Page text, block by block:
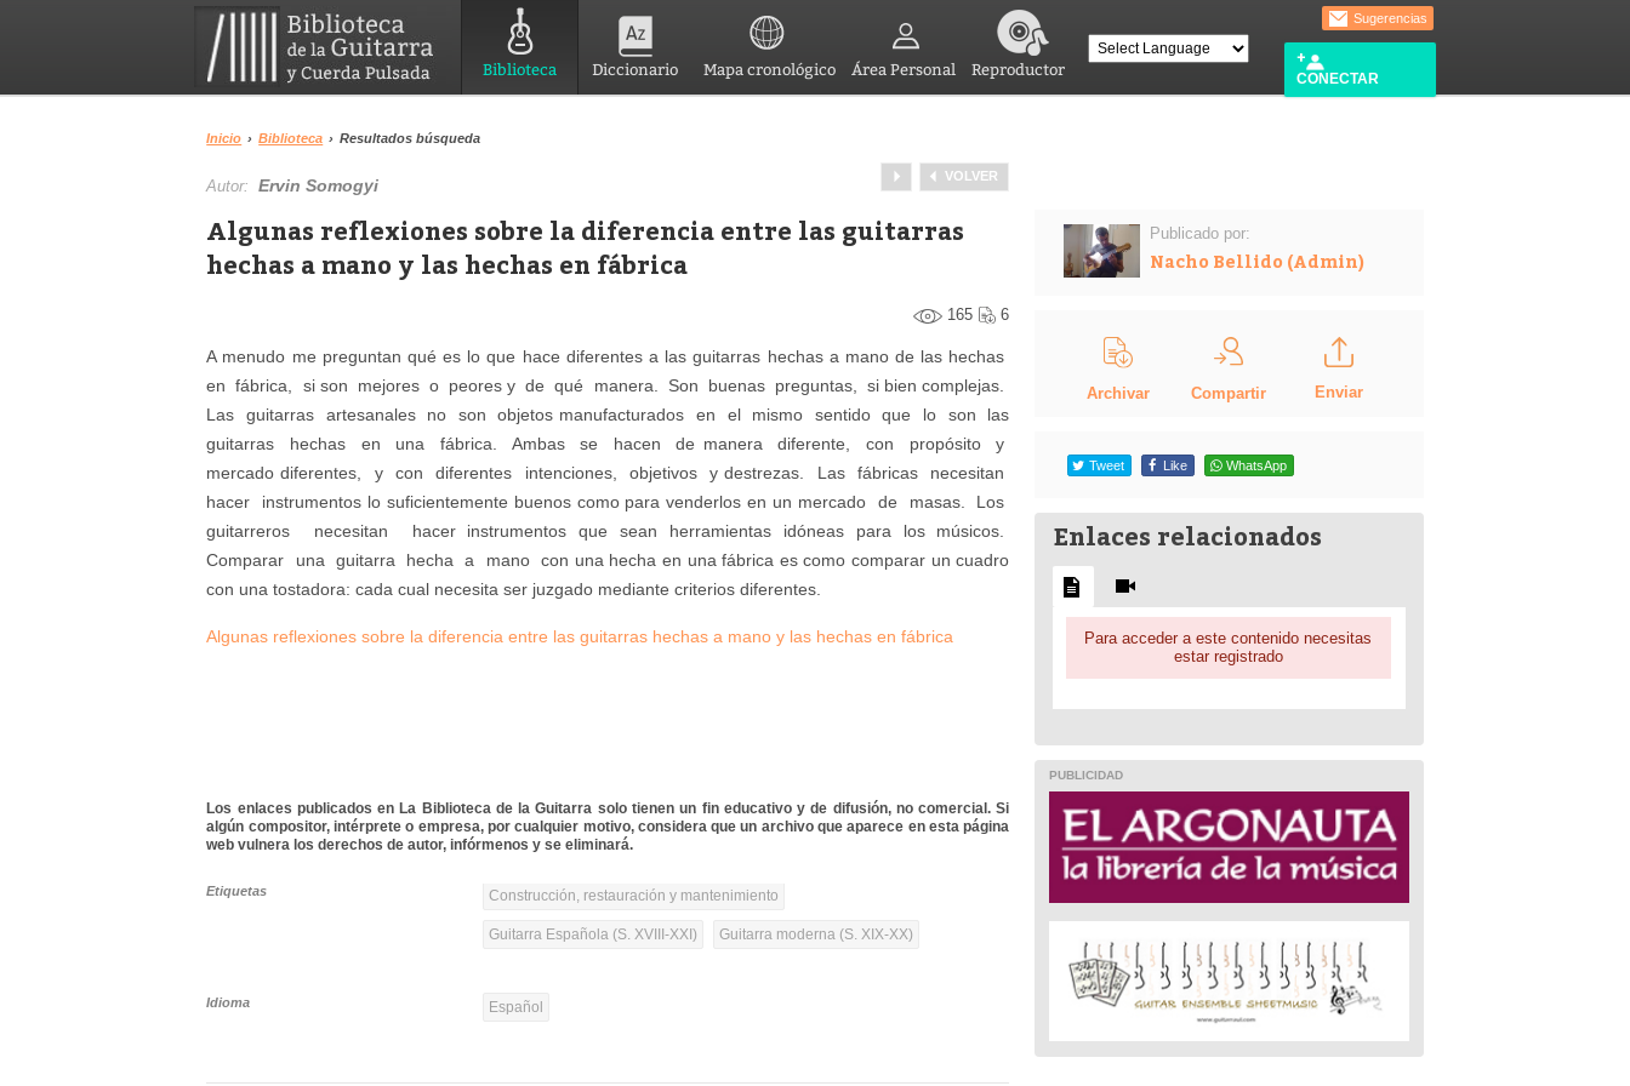
Biblioteca Diccionario Mapa cronológico Área Personal Reproductor
Sugerencias
CONECTAR
Inicio › Biblioteca › Resultados búsqueda
VOLVER
Autor:Ervin Somogyi
Algunas reflexiones sobre la diferencia entre las guitarras
hechas a mano y las hechas en fábrica
165 6
A menudo me preguntan qué es lo que hace diferentes a las guitarras hechas a mano de las hechas
en fábrica, si son mejores o peores y de qué manera. Son buenas preguntas, si bien complejas.
Las guitarras artesanales no son objetos manufacturados en el mismo sentido que lo son las
guitarras hechas en una fábrica. Ambas se hacen de manera diferente, con propósito y
mercado diferentes, y con diferentes intenciones, objetivos y destrezas. Las fábricas necesitan
hacer instrumentos lo suficientemente buenos como para venderlos en un mercado de masas. Los
guitarreros necesitan hacer instrumentos que sean herramientas idóneas para los músicos.
Comparar una guitarra hecha a mano con una hecha en una fábrica es como comparar un cuadro
con una tostadora: cada cual necesita ser juzgado mediante criterios diferentes.
Algunas reflexiones sobre la diferencia entre las guitarras hechas a mano y las hechas en fábrica
Los enlaces publicados en La Biblioteca de la Guitarra solo tienen un fin educativo y de difusión, no comercial. Si
algún compositor, intérprete o empresa, por cualquier motivo, considera que un archivo que aparece en esta página
web vulnera los derechos de autor, infórmenos y se eliminará.
Etiquetas Construcción, restauración y mantenimiento
Guitarra Española (S. XVIII-XXI) Guitarra moderna (S. XIX-XX)
Idioma Español
Publicado por:
Nacho Bellido (Admin)
Archivar Compartir Enviar
Tweet Like WhatsApp
Enlaces relacionados
Para acceder a este contenido necesitas
estar registrado
PUBLICIDAD